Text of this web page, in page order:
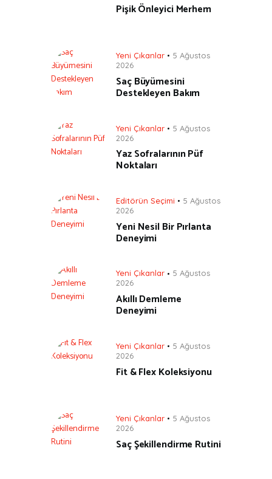
Pişik Önleyici Merhem
Yeni Çıkanlar
5 Ağustos
2026
Saç Büyümesini
Destekleyen Bakım
Yeni Çıkanlar
5 Ağustos
2026
Yaz Sofralarının Püf
Noktaları
Editörün Seçimi
5 Ağustos
2026
Yeni Nesil Bir Pırlanta
Deneyimi
Yeni Çıkanlar
5 Ağustos
2026
Akıllı Demleme
Deneyimi
Yeni Çıkanlar
5 Ağustos
2026
Fit & Flex Koleksiyonu
Yeni Çıkanlar
5 Ağustos
2026
Saç Şekillendirme Rutini